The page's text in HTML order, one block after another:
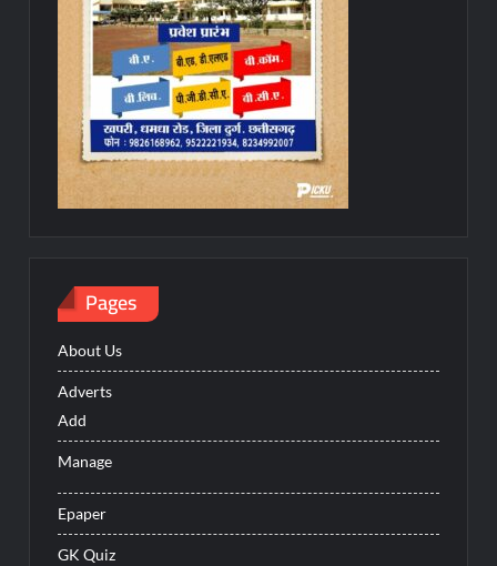
Pages
About Us
Adverts
Add
Manage
Epaper
GK Quiz